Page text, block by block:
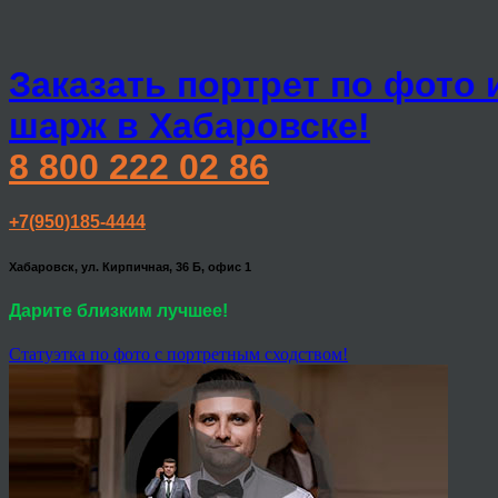
Заказать портрет по фото
шарж в Хабаровске!
8 800 222 02 86
+7(950)185-4444
Хабаровск, ул. Кирпичная, 36 Б, офис 1
Дарите близким лучшее!
Статуэтка по фото с портретным сходством!